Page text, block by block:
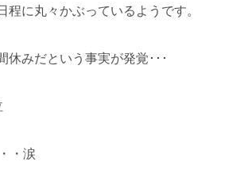
に丸々かぶっているようです。
休みだという事実が発覚･･･
・涙